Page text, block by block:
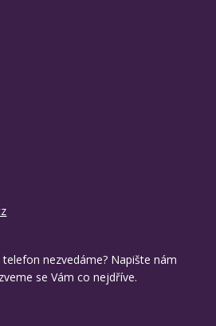
nezvedáme? Napište nám
se Vám co nejdříve.